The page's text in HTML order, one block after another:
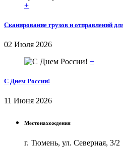
+
Сканирование грузов и отправлений
02 Июля 2026
+
С Днем России!
11 Июня 2026
Местонахождения
г. Тюмень, ул. Северная, 3/2